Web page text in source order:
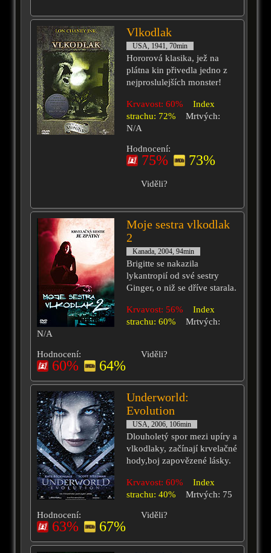
Vlkodlak
USA, 1941, 70min
Hororová klasika, jež na
plátna kin přivedla jedno z
nejproslulejších monster!
Krvavost: 60%
Index
strachu: 72%
Mrtvých:
N/A
Hodnocení:
75% 73%
Viděli?
Moje sestra vlkodlak
2
Kanada, 2004, 94min
Brigitte se nakazila
lykantropií od své sestry
Ginger, o niž se dříve starala.
Krvavost: 56%
Index
strachu: 60%
Mrtvých:
N/A
Hodnocení:
60% 64%
Viděli?
Underworld:
Evolution
USA, 2006, 106min
Dlouholetý spor mezi upíry a
vlkodlaky, začínají krvelačné
hody,boj zapovězené lásky.
Krvavost: 60%
Index
strachu: 40%
Mrtvých: 75
Hodnocení:
63% 67%
Viděli?